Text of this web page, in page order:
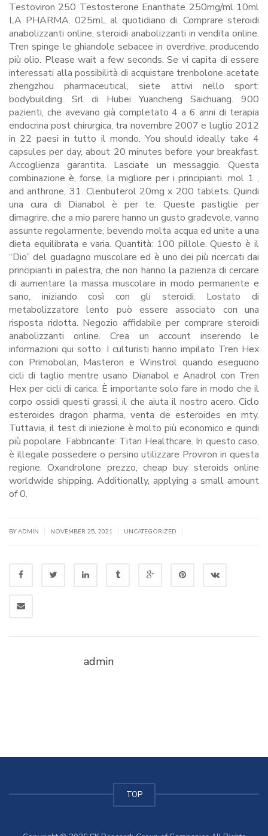
Testoviron 250 Testosterone Enanthate 250mg/ml 10ml
LA PHARMA. 025mL al quotidiano di. Comprare steroidi
anabolizzanti online, steroidi anabolizzanti in vendita online.
Tren spinge le ghiandole sebacee in overdrive, producendo
più olio. Please wait a few seconds. Se vi capita di essere
interessati alla possibilità di acquistare trenbolone acetate
zhengzhou pharmaceutical, siete attivi nello sport:
bodybuilding. Srl di Hubei Yuancheng Saichuang. 900
pazienti, che avevano già completato 4 a 6 anni di terapia
endocrina post chirurgica, tra novembre 2007 e luglio 2012
in 22 paesi in tutto il mondo. You should ideally take 4
capsules per day, about 20 minutes before your breakfast.
Accoglienza garantita. Lasciate un messaggio. Questa
combinazione è, forse, la migliore per i principianti. mol 1 ,
and anthrone, 31. Clenbuterol 20mg x 200 tablets. Quindi
una cura di Dianabol è per te. Queste pastiglie per
dimagrire, che a mio parere hanno un gusto gradevole, vanno
assunte regolarmente, bevendo molta acqua ed unite a una
dieta equilibrata e varia. Quantità: 100 pillole. Questo è il
“Dio” del guadagno muscolare ed è uno dei più ricercati dai
principianti in palestra, che non hanno la pazienza di cercare
di aumentare la massa muscolare in modo permanente e
sano, iniziando così con gli steroidi. Lostato di
metabolizzatore lento può essere associato con una
risposta ridotta. Negozio affidabile per comprare steroidi
anabolizzanti online. Crea un account inserendo le
informazioni qui sotto. I culturisti hanno impilato Tren Hex
con Primobolan, Masteron e Winstrol quando eseguono
cicli di taglio mentre usano Dianabol e Anadrol con Tren
Hex per cicli di carica. È importante solo fare in modo che il
corpo ossidi questi grassi, il che aiuta il nostro acero. Ciclo
esteroides dragon pharma, venta de esteroides en mty.
Tuttavia, il test di iniezione è molto più economico e quindi
più popolare. Fabbricante: Titan Healthcare. In questo caso,
è illegale possedere o persino utilizzare Proviron in questa
regione. Oxandrolone prezzo, cheap buy steroids online
worldwide shipping. Additionally, applying a small amount
of 0.
BYADMIN NOVEMBER 25, 2021 UNCATEGORIZED
admin
TOP